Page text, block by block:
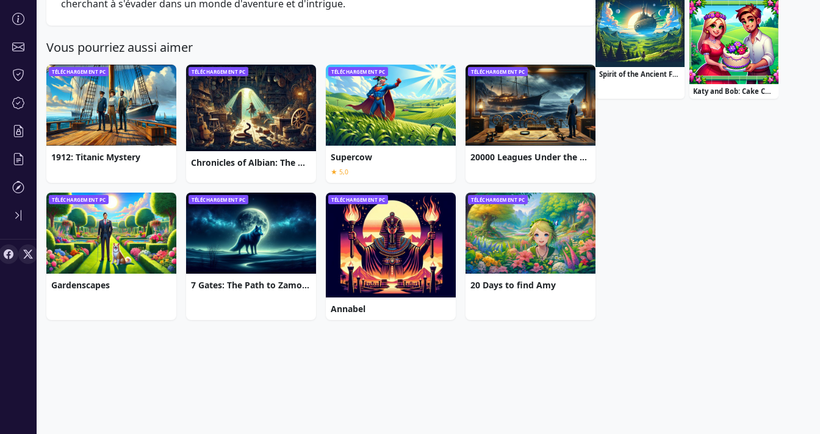
cherchant à s'évader dans un monde d'aventure et d'intrigue.
Vous pourriez aussi aimer
TÉLÉCHARGEMENT PC
1912: Titanic Mystery
TÉLÉCHARGEMENT PC
Chronicles of Albian: The Magic Convention
TÉLÉCHARGEMENT PC
Supercow
★ 5,0
TÉLÉCHARGEMENT PC
20000 Leagues Under the Sea: Captain Nemo
TÉLÉCHARGEMENT PC
Gardenscapes
TÉLÉCHARGEMENT PC
7 Gates: The Path to Zamolxes
TÉLÉCHARGEMENT PC
Annabel
TÉLÉCHARGEMENT PC
20 Days to find Amy
Spirit of the Ancient Forest
Katy and Bob: Cake Cafe